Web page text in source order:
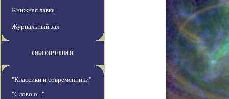
Книжная лавка
Журнальный зал
ОБОЗРЕНИЯ
"Классики и современники"
"Слово о..."